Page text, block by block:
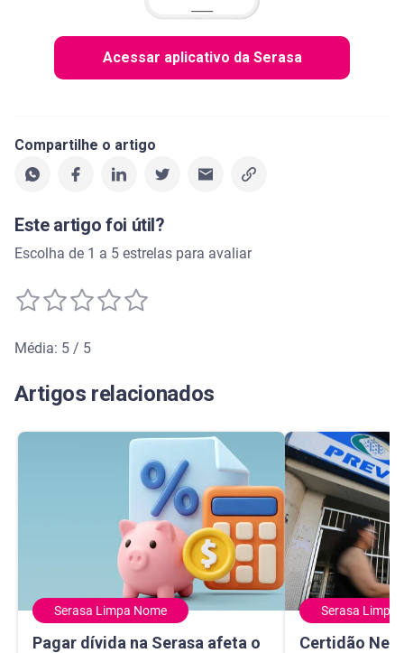
Acessar aplicativo da Serasa
Compartilhe o artigo
Este artigo foi útil?
Escolha de 1 a 5 estrelas para avaliar
Média: 5 / 5
Artigos relacionados
Serasa Limpa Nome
Pagar dívida na Serasa afeta o
Pagar dívida na Serasa afeta o rating do banco? Entenda
Serasa Limpa
Certidão
Certidão